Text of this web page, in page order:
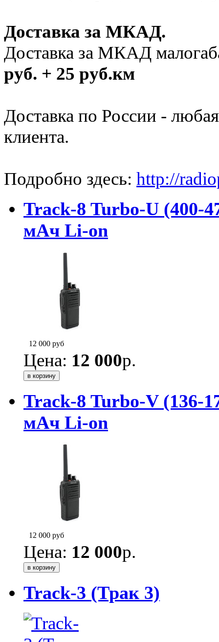
Доставка за МКАД.
Доставка за МКАД
руб. + 25 руб.км
Доставка по России -
клиента.
Подробно здесь: http://
Track-8 Turbo-U (400-
мАч Li-on
12 000 руб
Цена: 12 000р.
Track-8 Turbo-V (136-
мАч Li-on
12 000 руб
Цена: 12 000р.
Track-3 (Трак 3)